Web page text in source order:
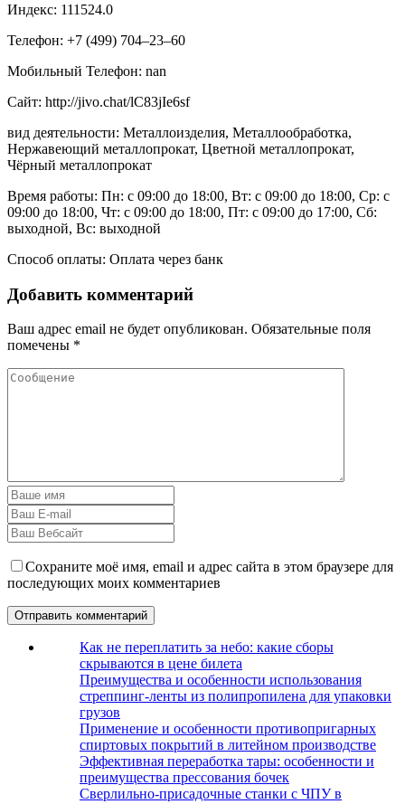
Индекс: 111524.0
Телефон: +7 (499) 704‒23‒60
Мобильный Телефон: nan
Сайт: http://jivo.chat/lC83jIe6sf
вид деятельности: Металлоизделия, Металлообработка,
Нержавеющий металлопрокат, Цветной металлопрокат,
Чёрный металлопрокат
Время работы: Пн: с 09:00 до 18:00, Вт: с 09:00 до 18:00, Ср: с
09:00 до 18:00, Чт: с 09:00 до 18:00, Пт: с 09:00 до 17:00, Сб:
выходной, Вс: выходной
Способ оплаты: Оплата через банк
Добавить комментарий
Ваш адрес email не будет опубликован. Обязательные поля
помечены *
Сохраните моё имя, email и адрес сайта в этом браузере для
последующих моих комментариев
Как не переплатить за небо: какие сборы
скрываются в цене билета
Преимущества и особенности использования
стреппинг-ленты из полипропилена для упаковки
грузов
Применение и особенности противопригарных
спиртовых покрытий в литейном производстве
Эффективная переработка тары: особенности и
преимущества прессования бочек
Сверлильно-присадочные станки с ЧПУ в